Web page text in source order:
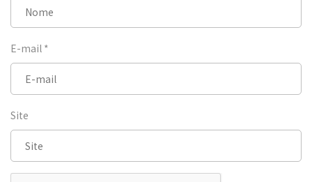
E-mail *
Site